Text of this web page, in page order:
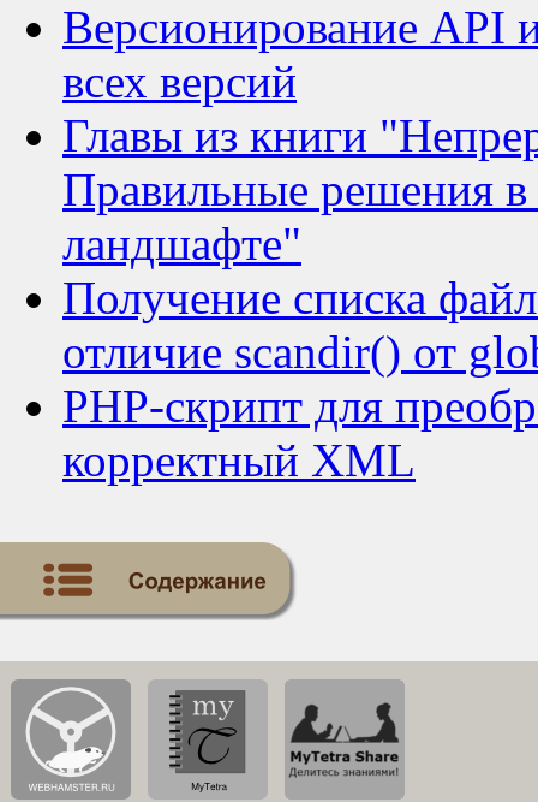
Версионирование API
всех версий
Главы из книги
Правильные решения в
ландшафте"
Получение списка
отличие scandir() от
PHP-скрипт для
корректный XML